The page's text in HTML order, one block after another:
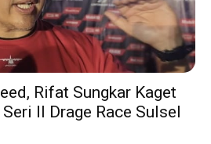
Rifat Sungkar Kaget
II Drage Race Sulsel